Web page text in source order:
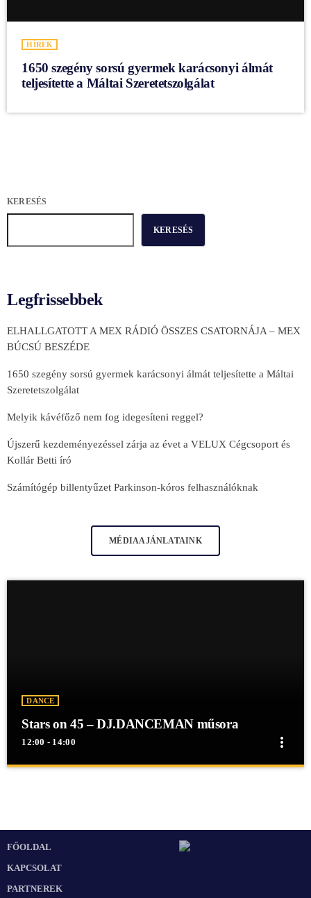
HÍREK
1650 szegény sorsú gyermek karácsonyi álmát
teljesítette a Máltai Szeretetszolgálat
KERESÉS
KERESÉS
Legfrissebbek
ELHALLGATOTT A MEX RÁDIÓ ÖSSZES CSATORNÁJA – MEX
BÚCSÚ BESZÉDE
1650 szegény sorsú gyermek karácsonyi álmát teljesítette a Máltai
Szeretetszolgálat
Melyik kávéfőző nem fog idegesíteni reggel?
Újszerű kezdeményezéssel zárja az évet a VELUX Cégcsoport és
Kollár Betti író
Számítógép billentyűzet Parkinson-kóros felhasználóknak
MÉDIAAJÁNLATAINK
DANCE
Stars on 45 – DJ.DANCEMAN műsora
12:00 - 14:00 more_vert
Stars on 45 - DJ.DANCEMAN műsora
FŐOLDAL
KAPCSOLAT
PARTNEREK